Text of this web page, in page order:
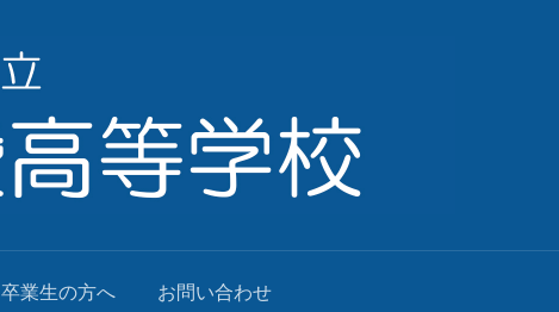
卒業生の方へ お問い合わせ